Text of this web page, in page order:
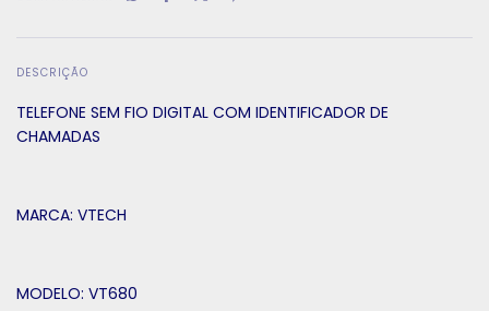
DESCRIÇÃO
TELEFONE SEM FIO DIGITAL COM IDENTIFICADOR DE
CHAMADAS
MARCA: VTECH
MODELO: VT680